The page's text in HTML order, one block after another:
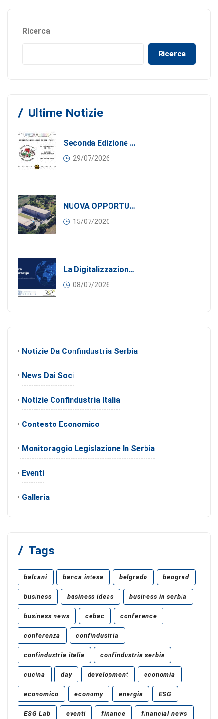
Ricerca
Ricerca
Ultime Notizie
Seconda Edizione Di MANGIA. DONA. AMA: Quando La Gastronomia Incontra La Solidarietà, 11 Settembre 2026
29/07/2026
NUOVA OPPORTUNITÀ DI BUSINESS PER I SOCI DI CONFINDUSTRIA SERBIA: Affitasi Un Moderno Capannone Industriale A Pančevo – 1.200 M² Nella Zona Industriale
15/07/2026
La Digitalizzazione Come Motore Dell’internazionalizzazione
08/07/2026
• Notizie Da Confindustria Serbia
• News Dai Soci
• Notizie Confindustria Italia
• Contesto Economico
• Monitoraggio Legislazione In Serbia
• Eventi
• Galleria
Tags
balcani banca intesa belgrado beograd
business business ideas business in serbia
business news cebac conference
conferenza confindustria
confindustria italia confindustria serbia
cucina day development economia
economico economy energia ESG
ESG Lab eventi finance financial news